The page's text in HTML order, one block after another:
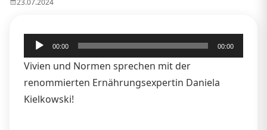
Audio-
Player
00:00 00:00
Vivien und Normen sprechen mit der
renommierten Ernährungsexpertin Daniela
Kielkowski!